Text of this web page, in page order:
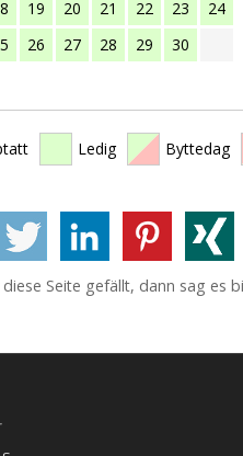
19 20 21 22 23
24
26 27 28 29 30
Ledig Byttedag
Seite gefällt, dann sag es